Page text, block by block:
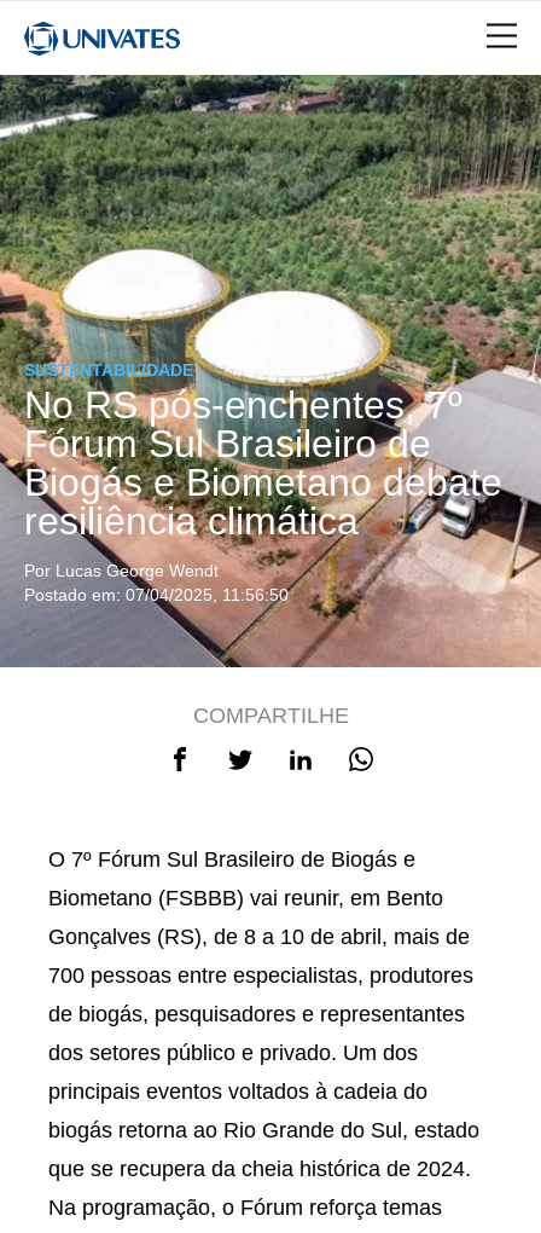
SUSTENTABILIDADE
No RS pós-enchentes, 7º
Fórum Sul Brasileiro de
Biogás e Biometano debate
resiliência climática
Por Lucas George Wendt
Postado em: 07/04/2025, 11:56:50
COMPARTILHE
O 7º Fórum Sul Brasileiro de Biogás e
Biometano (FSBBB) vai reunir, em Bento
Gonçalves (RS), de 8 a 10 de abril, mais de
700 pessoas entre especialistas, produtores
de biogás, pesquisadores e representantes
dos setores público e privado. Um dos
principais eventos voltados à cadeia do
biogás retorna ao Rio Grande do Sul, estado
que se recupera da cheia histórica de 2024.
Na programação, o Fórum reforça temas